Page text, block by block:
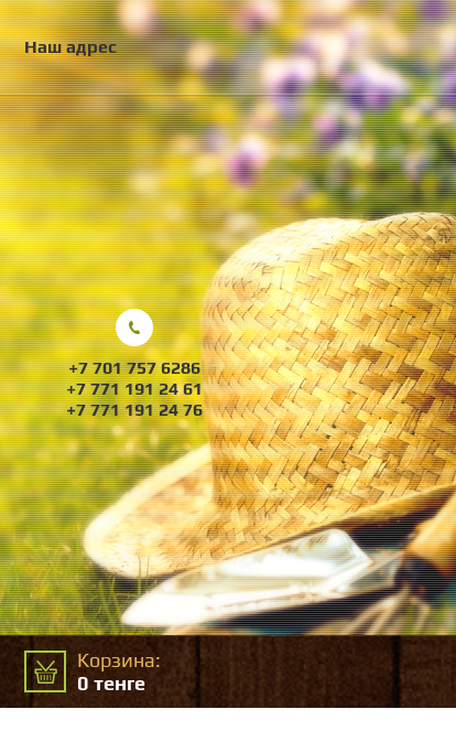
Наш адрес
+7 701 757 6286
+7 771 191 24 61
+7 771 191 24 76
Корзина:
0 тенге